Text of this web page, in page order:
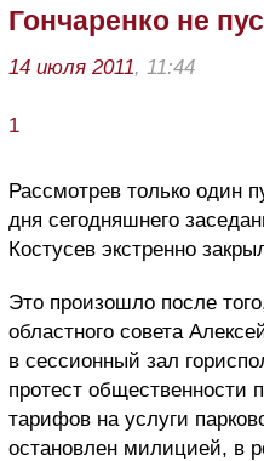
Гончаренко не
14 июля 2011, 11:44
1
Рассмотрев только один
дня сегодняшнего
Костусев экстренно
Это произошло после
областного совета
в сессионный зал
протест общественности
тарифов на услуги
остановлен милицией, в